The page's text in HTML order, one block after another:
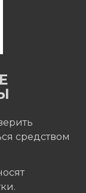
средством